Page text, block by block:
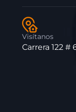
Visítanos
Carrera 122 #